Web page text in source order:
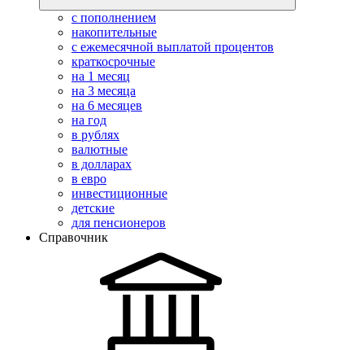
с пополнением
накопительные
с ежемесячной выплатой процентов
краткосрочные
на 1 месяц
на 3 месяца
на 6 месяцев
на год
в рублях
валютные
в долларах
в евро
инвестиционные
детские
для пенсионеров
Справочник